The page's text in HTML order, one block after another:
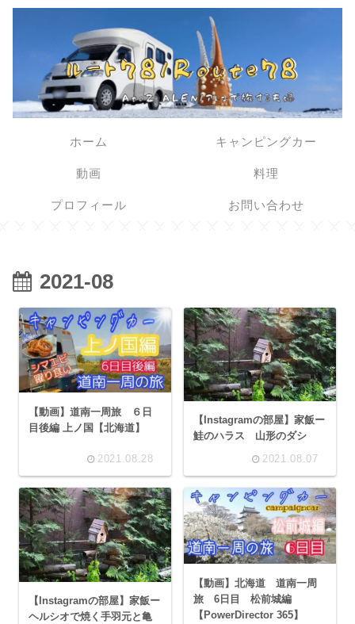
ホーム キャンピングカー
動画 料理
プロフィール お問い合わせ
2021-08
【動画】道南一周旅 ６日
目後編 上ノ国【北海道】
2021.08.28
【Instagramの部屋】家飯ー
鮭のハラス 山形のダシ
2021.08.07
【Instagramの部屋】家飯ー
ヘルシオで焼く手羽元と亀
【動画】北海道 道南一周
旅 6日目 松前城編
【PowerDirector 365】